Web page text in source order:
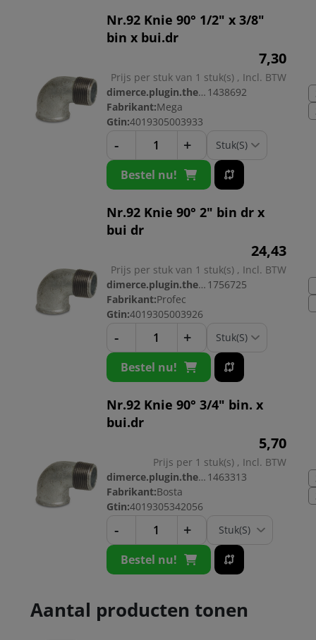
Nr.92 Knie 90° 1/2" x 3/8"
bin x bui.dr
7,30
Prijs per stuk van 1 stuk(s) , Incl. BTW
dimerce.plugin.theme.productnr: 1438692
Fabrikant:Mega
Gtin:4019305003933
- +
Bestel nu!
Nr.92 Knie 90° 2" bin dr x
bui dr
24,43
Prijs per stuk van 1 stuk(s) , Incl. BTW
dimerce.plugin.theme.productnr: 1756725
Fabrikant:Profec
Gtin:4019305003926
- +
Bestel nu!
Nr.92 Knie 90° 3/4" bin. x
bui.dr
5,70
Prijs per 1 stuk(s) , Incl. BTW
dimerce.plugin.theme.productnr: 1463313
Fabrikant:Bosta
Gtin:4019305342056
- +
Bestel nu!
Aantal producten tonen